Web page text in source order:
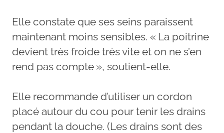
Elle constate que ses seins paraissent
maintenant moins sensibles. « La poitrine
devient très froide très vite et on ne s’en
rend pas compte », soutient-elle.
Elle recommande d’utiliser un cordon
placé autour du cou pour tenir les drains
pendant la douche. (Les drains sont des